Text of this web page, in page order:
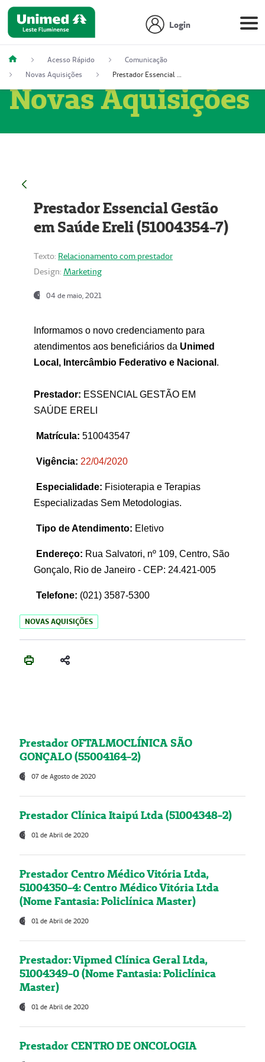
Login
Acesso Rápido
Comunicação
Novas Aquisições
Prestador Essencial Gestão em Saúde Ereli (51004354-7)
Novas Aquisições
Prestador Essencial Gestão
em Saúde Ereli (51004354-7)
Texto: Relacionamento com prestador
Design: Marketing
04 de maio, 2021
Informamos o novo credenciamento para
atendimentos aos beneficiários da Unimed
Local, Intercâmbio Federativo e Nacional .
Prestador: ESSENCIAL GESTÃO EM
SAÚDE ERELI
Matrícula: 510043547
Vigência: 22/04/2020
Especialidade: Fisioterapia e Terapias
Especializadas Sem Metodologias.
Tipo de Atendimento: Eletivo
Endereço: Rua Salvatori, nº 109, Centro, São
Gonçalo, Rio de Janeiro - CEP: 24.421-005
Telefone: (021) 3587-5300
NOVAS AQUISIÇÕES
Prestador OFTALMOCLÍNICA SÃO
GONÇALO (55004164-2)
07 de Agosto de 2020
Prestador Clínica Itaipú Ltda (51004348-2)
01 de Abril de 2020
Prestador Centro Médico Vitória Ltda,
51004350-4: Centro Médico Vitória Ltda
(Nome Fantasia: Policlínica Master)
01 de Abril de 2020
Prestador: Vipmed Clínica Geral Ltda,
51004349-0 (Nome Fantasia: Policlínica
Master)
01 de Abril de 2020
Prestador CENTRO DE ONCOLOGIA